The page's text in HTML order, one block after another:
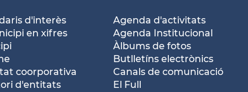
d'interès
en xifres
coorporativa
d'entitats
Agenda d'activitats
Agenda Institucional
Àlbums de fotos
Butlletíns electrònics
Canals de comunicació
El Full